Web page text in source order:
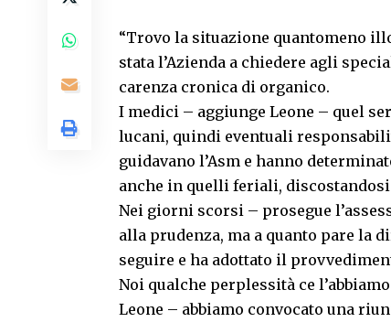
“Trovo la situazione quantomeno
stata l’Azienda a chiedere agli
carenza cronica di organico.
I medici – aggiunge Leone – quel
lucani, quindi eventuali
guidavano l’Asm e hanno
anche in quelli feriali,
Nei giorni scorsi – prosegue
alla prudenza, ma a quanto pare la
seguire e ha adottato il
Noi qualche perplessità ce
Leone – abbiamo convocato una